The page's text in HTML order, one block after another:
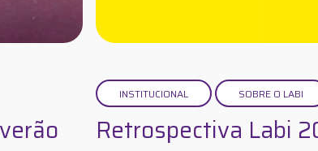
INSTITUCIONAL SOBRE O LABI
Retrospectiva Labi